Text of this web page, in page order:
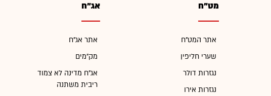
מט"ח
אתר המט"ח
שערי חליפין
נגזרות דולר
נגזרות אירו
אג"ח
אתר אג"ח
מק"מים
אג"ח מדינה לא צמוד
ריבית משתנה